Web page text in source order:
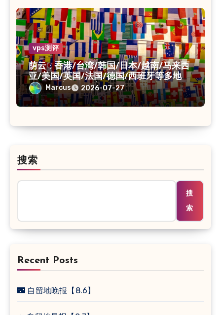
vps测评
荫云 : 香港/台湾/韩国/日本/越南/马来西
亚/美国/英国/法国/德国/西班牙等多地
VPS/原生IP /住宅IP/双ISP
Marcus 2026-07-27
搜索
搜
索
Recent Posts
🌃 自留地晚报【8.6】